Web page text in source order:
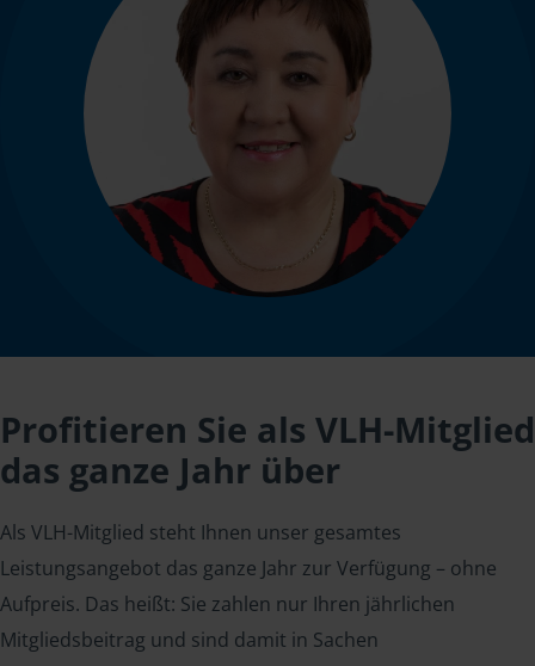
Profitieren Sie als VLH-Mitglied
das ganze Jahr über
Als VLH-Mitglied steht Ihnen unser gesamtes
Leistungsangebot das ganze Jahr zur Verfügung – ohne
Aufpreis. Das heißt: Sie zahlen nur Ihren jährlichen
Mitgliedsbeitrag und sind damit in Sachen